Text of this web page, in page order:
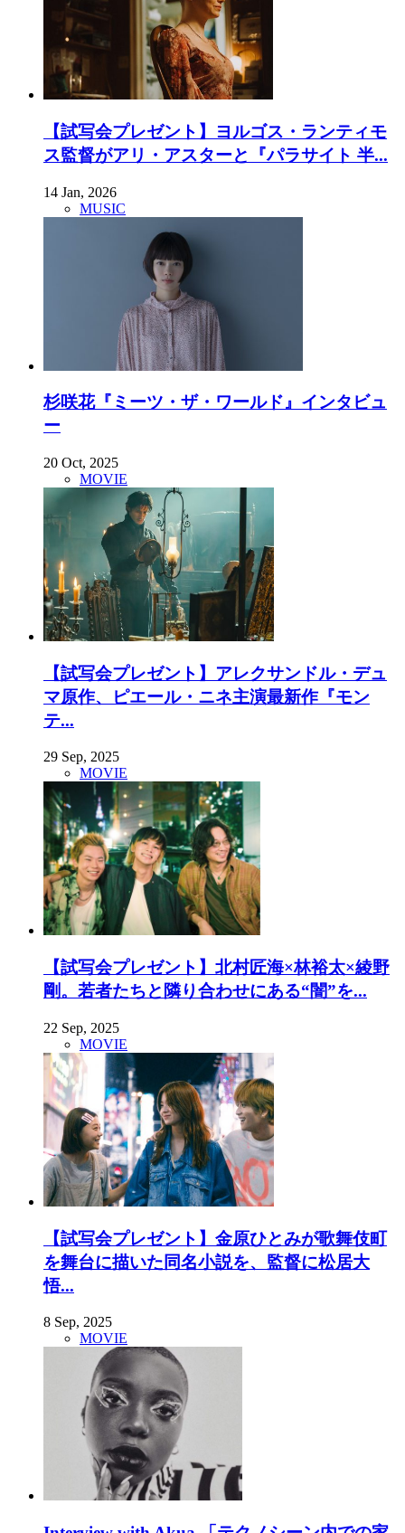
【試写会プレゼント】ヨルゴス・ランティモ
ス監督がアリ・アスターと『パラサイト 半...
14 Jan, 2026
MUSIC
杉咲花『ミーツ・ザ・ワールド』インタビュ
ー
20 Oct, 2025
MOVIE
【試写会プレゼント】アレクサンドル・デュ
マ原作、ピエール・ニネ主演最新作『モン
テ...
29 Sep, 2025
MOVIE
【試写会プレゼント】北村匠海×林裕太×綾野
剛。若者たちと隣り合わせにある“闇”を...
22 Sep, 2025
MOVIE
【試写会プレゼント】金原ひとみが歌舞伎町
を舞台に描いた同名小説を、監督に松居大
悟...
8 Sep, 2025
MOVIE